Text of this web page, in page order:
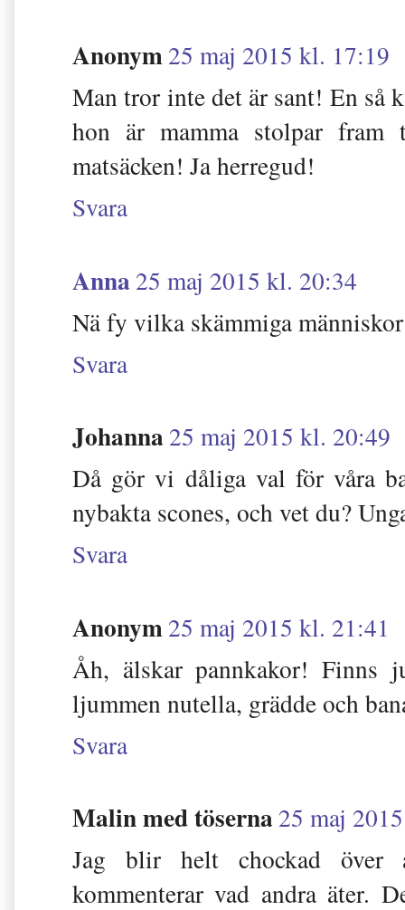
Anonym25 maj 2015 kl. 17:19
Man tror inte det är sant! En så
hon är mamma stolpar fram
matsäcken! Ja herregud!
Svara
Anna25 maj 2015 kl. 20:34
Nä fy vilka skämmiga
Svara
Johanna25 maj 2015 kl. 20:49
Då gör vi dåliga val för våra
nybakta scones, och vet du?
Svara
Anonym25 maj 2015 kl. 21:41
Åh, älskar pannkakor! Finns
ljummen nutella, grädde och
Svara
Malin med töserna25 maj
Jag blir helt chockad över
kommenterar vad andra äter.